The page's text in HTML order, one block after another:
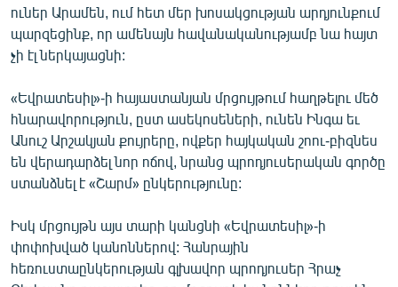
ՀԵՏԵՎԵՔ ՄԵԶ
«Ազատության» բոլոր կայքերը
ուներ Արամեն, ում հետ մեր խոսակցության արդյունքում
պարզեցինք, որ ամենայն հավանականությամբ նա հայտ
չի էլ ներկայացնի:
«Եվրատեսիլ»-ի հայաստանյան մրցույթում հաղթելու մեծ
հնարավորություն, ըստ ասեկոսեների, ունեն Ինգա եւ
Անուշ Արշակյան քույրերը, ովքեր հայկական շոու-բիզնես
են վերադարձել նոր ոճով, նրանց պրոդյուսերական գործը
ստանձնել է «Շարմ» ընկերությունը:
Իսկ մրցույթն այս տարի կանցնի «Եվրատեսիլ»-ի
փոփոխված կանոններով: Հանրային
հեռուստաընկերության գլխավոր պրոդյուսեր Հրաչ